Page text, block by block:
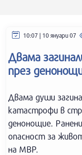
10:07 | 10 януари 07
Двама
през
Двама души
катастрофи в
денонощие.
опасност за
на МВР.